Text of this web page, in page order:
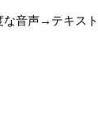
音声→テキス